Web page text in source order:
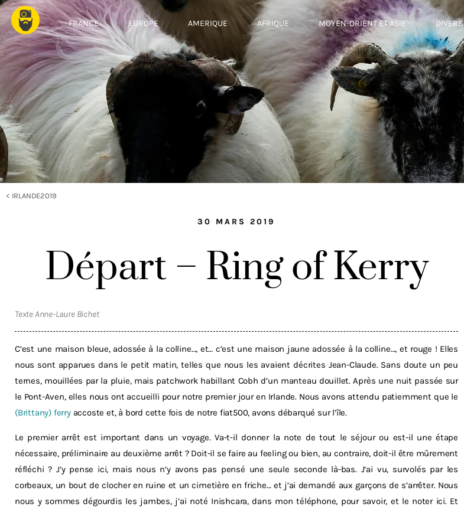
FRANCE EUROPE AMERIQUE AFRIQUE MOYEN-ORIENT ET ASIE DIVERS
< IRLANDE2019
30 MARS 2019
Départ – Ring of Kerry
Texte Anne-Laure Bichet
C’est une maison bleue, adossée à la colline…, et… c’est une maison jaune adossée à la colline…, et rouge ! Elles
nous sont apparues dans le petit matin, telles que nous les avaient décrites Jean-Claude. Sans doute un peu
ternes, mouillées par la pluie, mais patchwork habillant Cobh d’un manteau douillet. Après une nuit passée sur
le Pont-Aven, elles nous ont accueilli pour notre premier jour en Irlande. Nous avons attendu patiemment que le
(Brittany) ferryaccoste et, à bord cette fois de notre fiat500, avons débarqué sur l’île.
Le premier arrêt est important dans un voyage. Va-t-il donner la note de tout le séjour ou est-il une étape
nécessaire, préliminaire au deuxième arrêt ? Doit-il se faire au feeling ou bien, au contraire, doit-il être mûrement
réfléchi ? J’y pense ici, mais nous n’y avons pas pensé une seule seconde là-bas. J’ai vu, survolés par les
corbeaux, un bout de clocher en ruine et un cimetière en friche… et j’ai demandé aux garçons de s’arrêter. Nous
nous y sommes dégourdis les jambes, j’ai noté Inishcara, dans mon téléphone, pour savoir, et le noter ici. Et